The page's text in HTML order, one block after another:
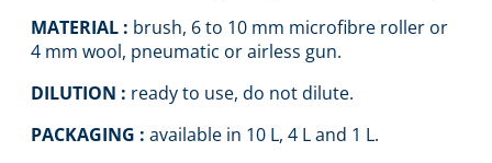
MATERIAL : brush, 6 to 10 mm microfibre roller or
4 mm wool, pneumatic or airless gun.
DILUTION : ready to use, do not dilute.
PACKAGING : available in 10 L, 4 L and 1 L.